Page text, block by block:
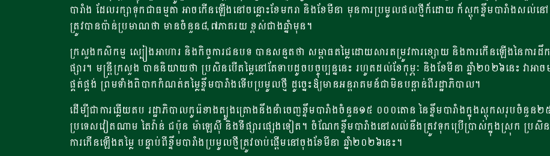
បារាំង ដែលរក្សាទុកជាធម្មតា អាចកើនឡើងនៅចន្លោះខែមករា និងខែមីនា មុនការប្រមូលផលថ្មីក៏ដោយ ក៏ស្តុកខ្ទឹមបារាំងសល់ន
ត្រូវបានប៉ាន់ប្រមាណថា មានចំនួន៨,៧ភាគរយ ខ្ពស់ជាងឆ្នាំមុន។
ក្រសួងកសិកម្ម ស្បៀងអាហារ និងកិច្ចការជនបទ បានសន្មតថា សម្ពាធតម្លៃដោយសារតម្រូវការខ្សោយ និងការកើនឡើងនៃការ
ផ្សារ។ មន្ត្រីក្រសួង បាននិយាយថា ប្រសិនបើតម្លៃនៅតែទាបដូចបច្ចុប្បន្ននេះ រហូតដល់ខែកុម្ភៈ និងខែមីនា ឆ្នាំ២០២៦នេះ វ
ផ្គត់ផ្គង់ ព្រមទាំងពិបាកកំណត់តម្លៃខ្ទឹមបារាំងទើបប្រមូលថ្មី ដូច្នេះឱ្យមានអន្តរាគមន៍ជាមិនបន្តាន់ពីរដ្ឋាភិបាល។
ដើម្បីជាការឆ្លើយតប រដ្ឋាភិបាលកូរ៉េខាងត្បូងគ្រោងនឹងនាំចេញខ្ទឹមបារាំងចំនួន១៥ ០០០តោន នៃខ្ទឹមបារាំងក្នុងស្តុកសរុបចំ
ប្រទេសវៀតណាម តៃវ៉ាន់ ជប៉ុន ម៉ាឡេស៊ី និងទីផ្សារផ្សេងទៀត។ ចំណែកខ្ទឹមបារាំងនៅសល់នឹងត្រូវទុកប្រើប្រាស់ក្នុងស្រុក ប្រសិន
ការកើនឡើងតម្លៃ បន្ទាប់ពីខ្ទឹមបារាំងប្រមូលថ្មីត្រូវចាប់ផ្តើមនៅចុងខែមីនា ឆ្នាំ២០២៦នេះ។